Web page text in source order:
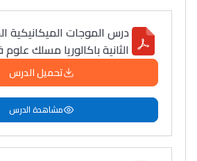
درس الموجات الميكانيكية
الثانية باكالوريا مسلك علوم
تحميل الدرس
مشاهدة الدرس